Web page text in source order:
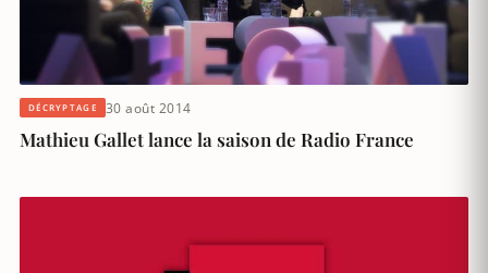
DÉCRYPTAGE 30 août 2014
Mathieu Gallet lance la saison de Radio France